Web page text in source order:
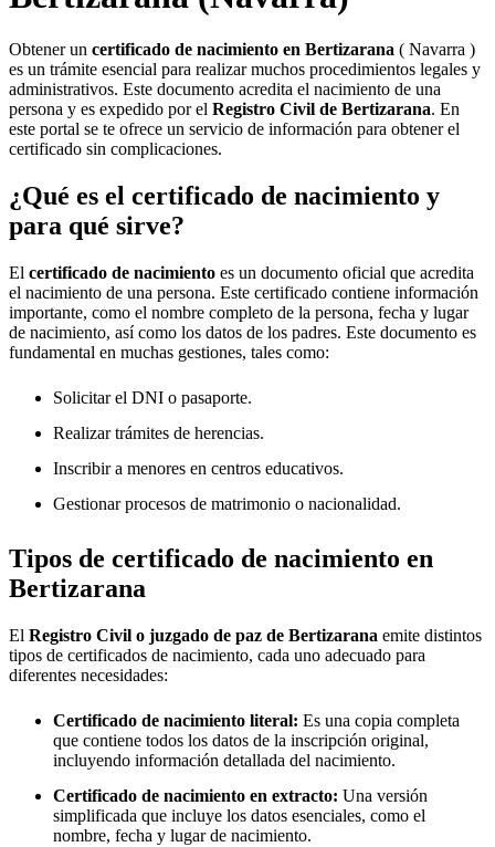
Obtener un certificado de nacimiento en Bertizarana ( Navarra )
es un trámite esencial para realizar muchos procedimientos legales y
administrativos. Este documento acredita el nacimiento de una
persona y es expedido por el Registro Civil de Bertizarana. En
este portal se te ofrece un servicio de información para obtener el
certificado sin complicaciones.
¿Qué es el certificado de nacimiento y
para qué sirve?
El certificado de nacimiento es un documento oficial que acredita
el nacimiento de una persona. Este certificado contiene información
importante, como el nombre completo de la persona, fecha y lugar
de nacimiento, así como los datos de los padres. Este documento es
fundamental en muchas gestiones, tales como:
Solicitar el DNI o pasaporte.
Realizar trámites de herencias.
Inscribir a menores en centros educativos.
Gestionar procesos de matrimonio o nacionalidad.
Tipos de certificado de nacimiento en
Bertizarana
El Registro Civil o juzgado de paz de Bertizarana emite distintos
tipos de certificados de nacimiento, cada uno adecuado para
diferentes necesidades:
Certificado de nacimiento literal: Es una copia completa
que contiene todos los datos de la inscripción original,
incluyendo información detallada del nacimiento.
Certificado de nacimiento en extracto: Una versión
simplificada que incluye los datos esenciales, como el
nombre, fecha y lugar de nacimiento.